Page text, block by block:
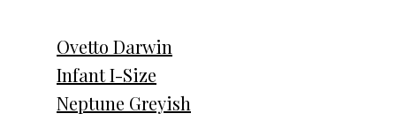
Ovetto Darwin
Infant I-Size
Neptune Greyish